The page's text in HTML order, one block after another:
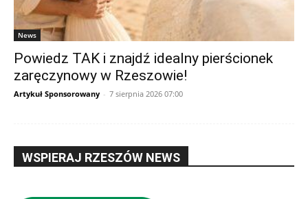
News
Powiedz TAK i znajdź idealny pierścionek
zaręczynowy w Rzeszowie!
Artykuł Sponsorowany - 7 sierpnia 2026 07:00
WSPIERAJ RZESZÓW NEWS